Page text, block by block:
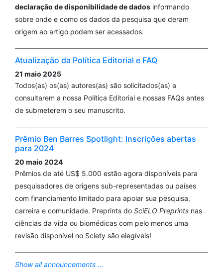
declaração de disponibilidade de dados informando
sobre onde e como os dados da pesquisa que deram
origem ao artigo podem ser acessados.
Atualização da Política Editorial e FAQ
21 maio 2025
Todos(as) os(as) autores(as) são solicitados(as) a
consultarem a nossa Política Editorial e nossas FAQs antes
de submeterem o seu manuscrito.
Prêmio Ben Barres Spotlight: Inscrições abertas
para 2024
20 maio 2024
Prêmios de até US$ 5.000 estão agora disponíveis para
pesquisadores de origens sub-representadas ou países
com financiamento limitado para apoiar sua pesquisa,
carreira e comunidade. Preprints do SciELO Preprints nas
ciências da vida ou biomédicas com pelo menos uma
revisão disponível no Sciety são elegíveis!
Show all announcements ...